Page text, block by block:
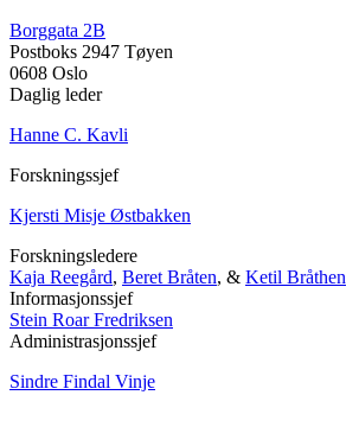
Borggata 2B
Postboks 2947 Tøyen
0608 Oslo
Daglig leder
Hanne C. Kavli
Forskningssjef
Kjersti Misje Østbakken
Forskningsledere
Kaja Reegård, Beret Bråten, & Ketil Bråthen
Informasjonssjef
Stein Roar Fredriksen
Administrasjonssjef
Sindre Findal Vinje